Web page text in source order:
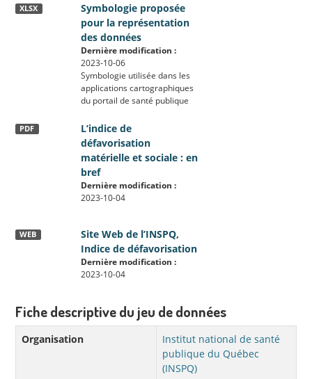
Symbologie proposée
pour la représentation
des données
XLSX
Dernière modification :
2023-10-06
Symbologie utilisée dans les
applications cartographiques
du portail de santé publique
L’indice de
défavorisation
matérielle et sociale : en
bref
PDF
Dernière modification :
2023-10-04
Site Web de l’INSPQ,
Indice de défavorisation
WEB
Dernière modification :
2023-10-04
Fiche descriptive du jeu de données
Organisation
Institut national de santé
publique du Québec
(INSPQ)